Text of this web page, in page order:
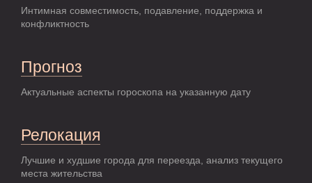
Интимная совместимость, подавление, поддержка и
конфликтность
Прогноз
Актуальные аспекты гороскопа на указанную дату
Релокация
Лучшие и худшие города для переезда, анализ текущего
места жительства